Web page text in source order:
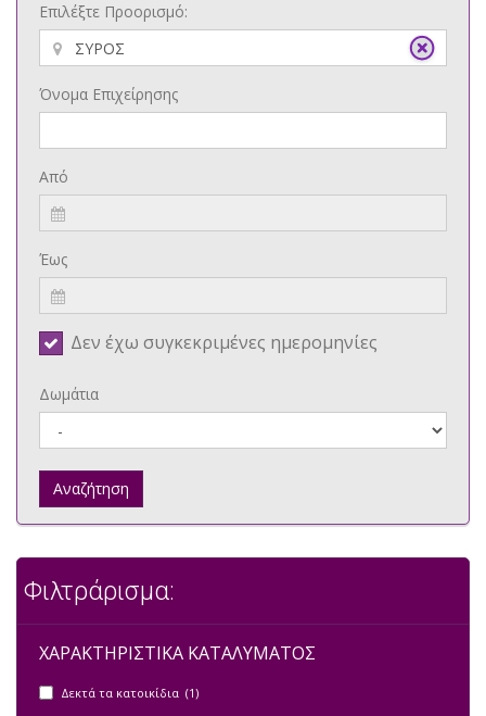
Επιλέξτε Προορισμό:
Όνομα Επιχείρησης
Από
Έως
Δεν έχω συγκεκριμένες ημερομηνίες
Δωμάτια
Αναζήτηση
Φιλτράρισμα:
ΧΑΡΑΚΤΗΡΙΣΤΙΚΑ ΚΑΤΑΛΥΜΑΤΟΣ
Δεκτά τα κατοικίδια (1)